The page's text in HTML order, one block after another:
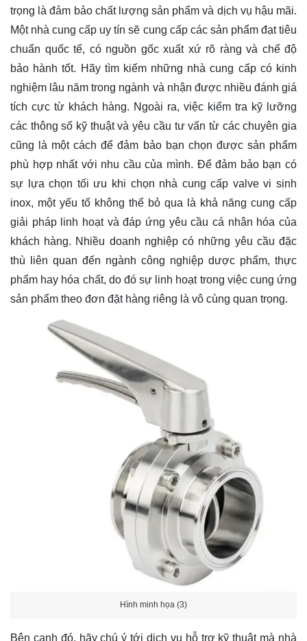
trọng là đảm bảo chất lượng sản phẩm và dịch vụ hậu mãi.
Một nhà cung cấp uy tín sẽ cung cấp các sản phẩm đạt tiêu
chuẩn quốc tế, có nguồn gốc xuất xứ rõ ràng và chế độ
bảo hành tốt. Hãy tìm kiếm những nhà cung cấp có kinh
nghiệm lâu năm trong ngành và nhận được nhiều đánh giá
tích cực từ khách hàng. Ngoài ra, việc kiểm tra kỹ lưỡng
các thông số kỹ thuật và yêu cầu tư vấn từ các chuyên gia
cũng là một cách để đảm bảo bạn chọn được sản phẩm
phù hợp nhất với nhu cầu của mình. Để đảm bảo bạn có
sự lựa chọn tối ưu khi chọn nhà cung cấp valve vi sinh
inox, một yếu tố không thể bỏ qua là khả năng cung cấp
giải pháp linh hoạt và đáp ứng yêu cầu cá nhân hóa của
khách hàng. Nhiều doanh nghiệp có những yêu cầu đặc
thù liên quan đến ngành công nghiệp dược phẩm, thực
phẩm hay hóa chất, do đó sự linh hoạt trong việc cung ứng
sản phẩm theo đơn đặt hàng riêng là vô cùng quan trọng.
Hình minh họa (3)
Bên cạnh đó, hãy chú ý tới dịch vụ hỗ trợ kỹ thuật mà nhà